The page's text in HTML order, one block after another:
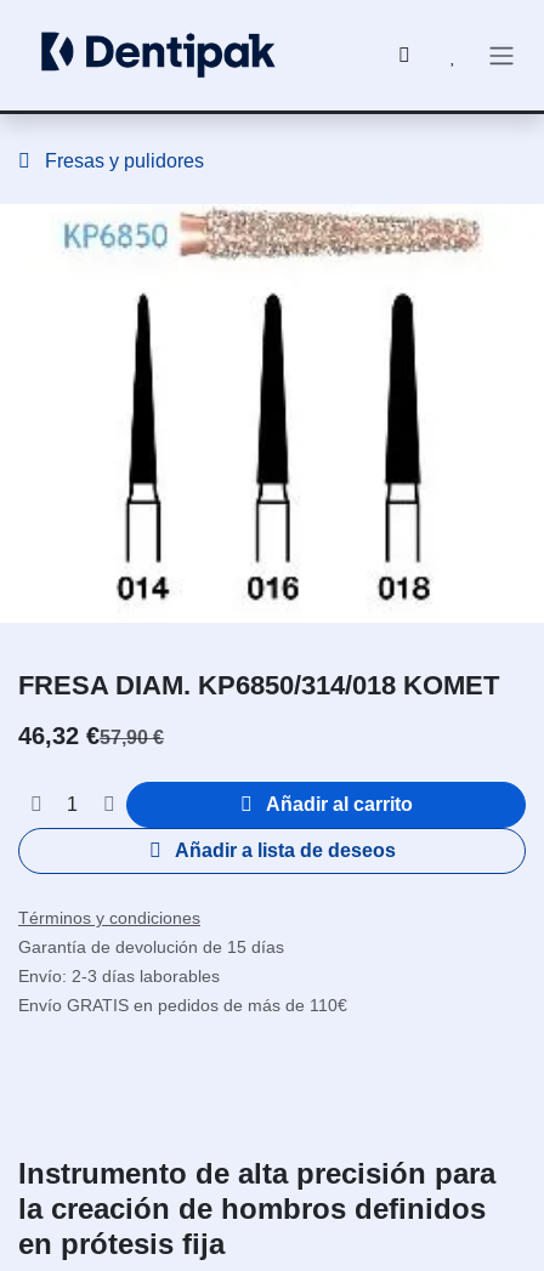
Fresas y pulidores
FRESA DIAM. KP6850/314/018 KOMET
46,32 €57,90€
Añadir al carrito
Añadir a lista de deseos
Términos y condiciones
Garantía de devolución de 15 días
Envío: 2-3 días laborables
Envío GRATIS en pedidos de más de 110€
Instrumento de alta precisión para
la creación de hombros definidos
en prótesis fija